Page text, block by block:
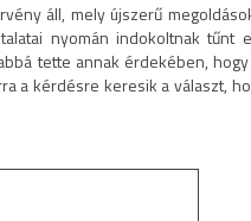
áll, mely újszerű
nyomán indokoltnak tűnt
tette annak érdekében,
a kérdésre keresik a választ,